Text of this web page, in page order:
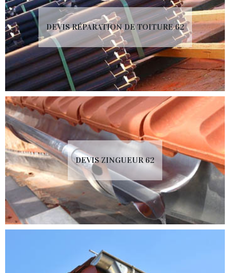
DEVIS RÉPARATION DE TOITURE 62
DEVIS ZINGUEUR 62